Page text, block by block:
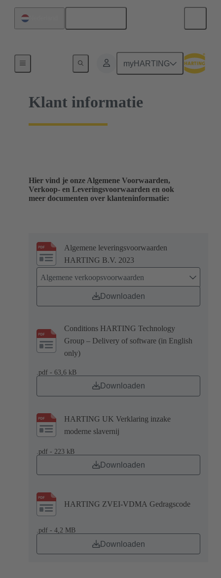
myHARTING
Klant informatie
Hier vind je onze Algemene Voorwaarden,
Verkoop- en Leveringsvoorwaarden en ook
meer documenten over klanteninformatie:
Algemene leveringsvoorwaarden
HARTING B.V. 2023
Algemene verkoopsvoorwaarden
Downloaden
Conditions HARTING Technology
Group – Delivery of software (in English
only)
.pdf - 63,6 kB
Downloaden
HARTING UK Verklaring inzake
moderne slavernij
.pdf - 223 kB
Downloaden
HARTING ZVEI-VDMA Gedragscode
.pdf - 4,2 MB
Downloaden